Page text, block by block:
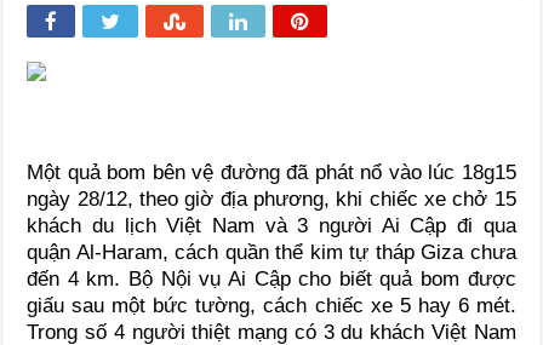
Một quả bom bên vệ đường đã phát nổ vào lúc 18g15
ngày 28/12, theo giờ địa phương, khi chiếc xe chở 15
khách du lịch Việt Nam và 3 người Ai Cập đi qua
quận Al-Haram, cách quần thể kim tự tháp Giza chưa
đến 4 km. Bộ Nội vụ Ai Cập cho biết quả bom được
giấu sau một bức tường, cách chiếc xe 5 hay 6 mét.
Trong số 4 người thiệt mạng có 3 du khách Việt Nam